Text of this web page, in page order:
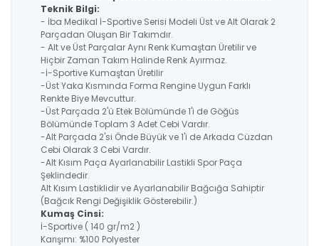
Teknik Bilgi:
- İba Medikal İ-Sportive Serisi Modeli Üst ve Alt Olarak 2
Parçadan Oluşan Bir Takımdır.
- Alt ve Üst Parçalar Aynı Renk Kumaştan Üretilir ve
Hiçbir Zaman Takım Halinde Renk Ayırmaz.
-İ-Sportive Kumaştan Üretilir
-Üst Yaka Kısmında Forma Rengine Uygun Farklı
Renkte Biye Mevcuttur.
-Üst Parçada 2'ü Etek Bölümünde 1'i de Göğüs
Bölümünde Toplam 3 Adet Cebi Vardır.
-Alt Parçada 2'si Önde Büyük ve 1'i de Arkada Cüzdan
Cebi Olarak 3 Cebi Vardır.
-Alt Kısım Paça Ayarlanabilir Lastikli Spor Paça
Şeklindedir.
Alt Kısım Lastiklidir ve Ayarlanabilir Bağcığa Sahiptir
(Bağcık Rengi Değişiklik Gösterebilir.)
Kumaş Cinsi:
İ-Sportive ( 140 gr/m2 )
Karışımı: %100 Polyester